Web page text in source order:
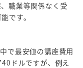
職業等関係なく受
です。
で最安値の講座費用
ドルですが、例え